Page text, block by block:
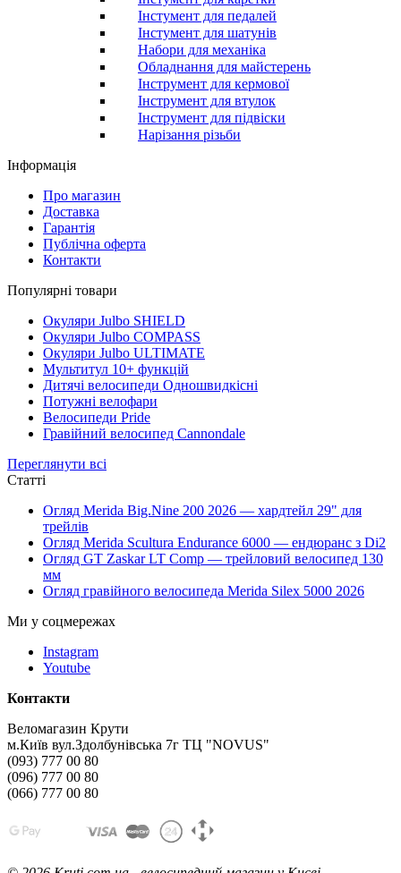
Інстумент для педалей
Інстумент для шатунів
Набори для механіка
Обладнання для майстерень
Інструмент для кермової
Інструмент для втулок
Інструмент для підвіски
Нарізання різьби
Інформація
Про магазин
Доставка
Гарантія
Публічна оферта
Контакти
Популярні товари
Окуляри Julbo SHIELD
Окуляри Julbo COMPASS
Окуляри Julbo ULTIMATE
Мультитул 10+ функцій
Дитячі велосипеди Одношвидкісні
Потужні велофари
Велосипеди Pride
Гравійний велосипед Cannondale
Переглянути всі
Статті
Огляд Merida Big.Nine 200 2026 — хардтейл 29" для
трейлів
Огляд Merida Scultura Endurance 6000 — ендюранс з Di2
Огляд GT Zaskar LT Comp — трейловий велосипед 130
мм
Огляд гравійного велосипеда Merida Silex 5000 2026
Ми у соцмережах
Instagram
Youtube
Контакти
Веломагазин Крути
м.Київ вул.Здолбунівська 7г ТЦ "NOVUS"
(093) 777 00 80
(096) 777 00 80
(066) 777 00 80